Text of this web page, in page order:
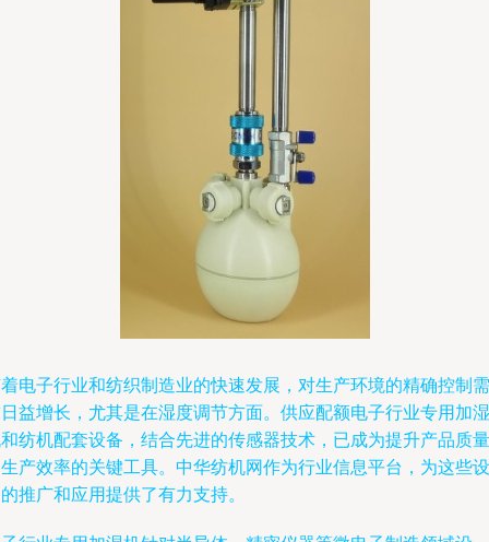
电子行业和纺织制造业的快速发展，对生产环境的精确控制需
益增长，尤其是在湿度调节方面。供应配额电子行业专用加湿
纺机配套设备，结合先进的传感器技术，已成为提升产品质量
产效率的关键工具。中华纺机网作为行业信息平台，为这些设
推广和应用提供了有力支持。